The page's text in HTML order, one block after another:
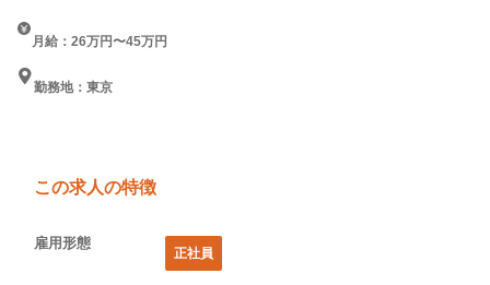
月給：26万円〜45万円
勤務地：東京
この求人の特徴
雇用形態
正社員